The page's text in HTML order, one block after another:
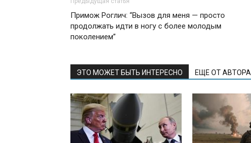
Примож Роглич: “Вызов для меня — просто
продолжать идти в ногу с более молодым
поколением”
ЭТО МОЖЕТ БЫТЬ ИНТЕРЕСНО ЕЩЕ ОТ АВТОРА